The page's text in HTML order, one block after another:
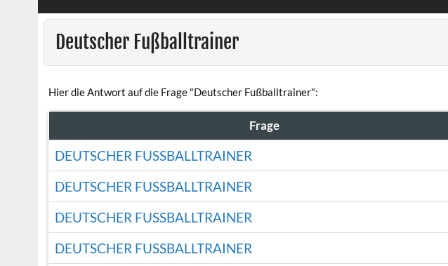
Deutscher Fußballtrainer
Hier die Antwort auf die Frage "Deutscher Fußballtrainer":
Frage
DEUTSCHER FUSSBALLTRAINER
DEUTSCHER FUSSBALLTRAINER
DEUTSCHER FUSSBALLTRAINER
DEUTSCHER FUSSBALLTRAINER